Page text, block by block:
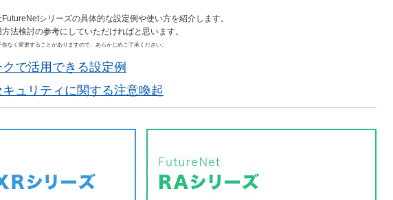
シリーズの具体的な設定例や使い方を紹介します。
法検討の参考にしていただければと思います。
なく変更することがありますので、あらかじめご了承ください。
で活用できる設定例
ュリティに関する注意喚起